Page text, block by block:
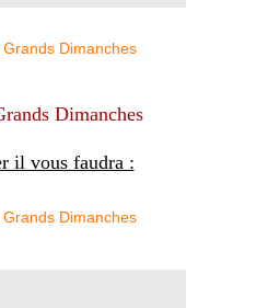
Dimanches
il vous faudra :